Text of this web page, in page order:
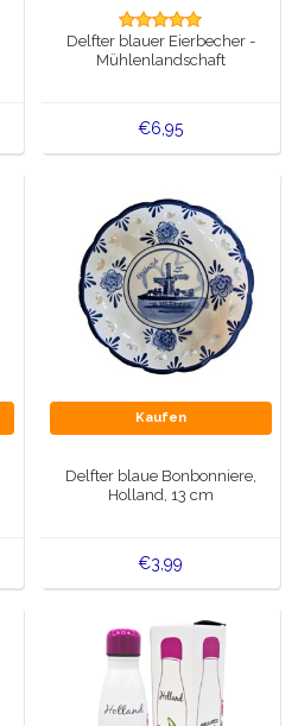
Delfter blauer Eierbecher -
Mühlenlandschaft
€6,95
Kaufen
Delfter blaue Bonbonniere,
Holland, 13 cm
€3,99